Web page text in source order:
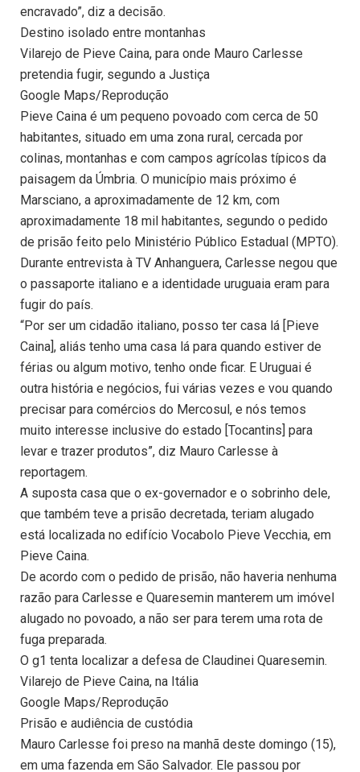
encravado”, diz a decisão.
Destino isolado entre montanhas
Vilarejo de Pieve Caina, para onde Mauro Carlesse
pretendia fugir, segundo a Justiça
Google Maps/Reprodução
Pieve Caina é um pequeno povoado com cerca de 50
habitantes, situado em uma zona rural, cercada por
colinas, montanhas e com campos agrícolas típicos da
paisagem da Úmbria. O município mais próximo é
Marsciano, a aproximadamente de 12 km, com
aproximadamente 18 mil habitantes, segundo o pedido
de prisão feito pelo Ministério Público Estadual (MPTO).
Durante entrevista à TV Anhanguera, Carlesse negou que
o passaporte italiano e a identidade uruguaia eram para
fugir do país.
“Por ser um cidadão italiano, posso ter casa lá [Pieve
Caina], aliás tenho uma casa lá para quando estiver de
férias ou algum motivo, tenho onde ficar. E Uruguai é
outra história e negócios, fui várias vezes e vou quando
precisar para comércios do Mercosul, e nós temos
muito interesse inclusive do estado [Tocantins] para
levar e trazer produtos”, diz Mauro Carlesse à
reportagem.
A suposta casa que o ex-governador e o sobrinho dele,
que também teve a prisão decretada, teriam alugado
está localizada no edifício Vocabolo Pieve Vecchia, em
Pieve Caina.
De acordo com o pedido de prisão, não haveria nenhuma
razão para Carlesse e Quaresemin manterem um imóvel
alugado no povoado, a não ser para terem uma rota de
fuga preparada.
O g1 tenta localizar a defesa de Claudinei Quaresemin.
Vilarejo de Pieve Caina, na Itália
Google Maps/Reprodução
Prisão e audiência de custódia
Mauro Carlesse foi preso na manhã deste domingo (15),
em uma fazenda em São Salvador. Ele passou por